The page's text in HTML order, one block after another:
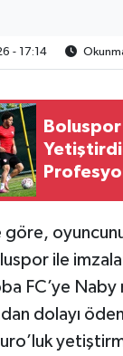
- 17:14
göre,
ile
FC’ye Naby
dolayı